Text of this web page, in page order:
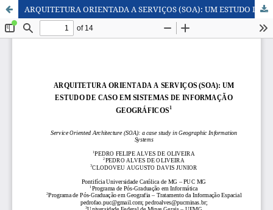
ARQUITETURA ORIENTADA A SERVIÇOS (SOA): UM ESTUDO DE CASO EM SISTEMAS DE INFORMAÇÃO GEOGRÁFICOS